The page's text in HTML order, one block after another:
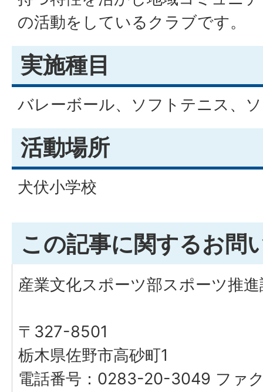
の活動をしているクラブです。
実施種目
バレーボール、ソフトテニス、
活動場所
犬伏小学校
この記事に関するお問
産業文化スポーツ部スポーツ推
〒327-8501
栃木県佐野市高砂町1
電話番号：0283-20-3049 ファ